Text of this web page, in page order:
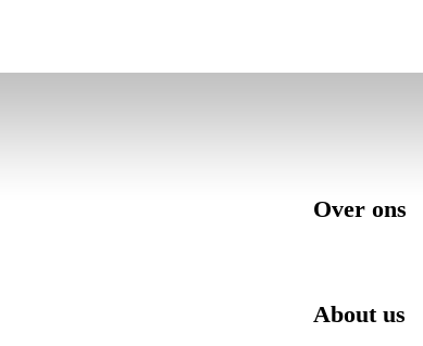
Over ons
About us